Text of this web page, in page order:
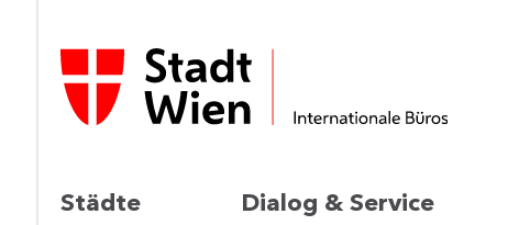
Städte Dialog & Service